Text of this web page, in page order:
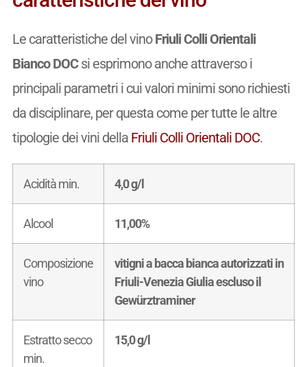
Le caratteristiche del vinoFriuli Colli Orientali
Bianco DOCsi esprimono anche attraverso i
principali parametri i cui valori minimi sono richiesti
da disciplinare, per questa come per tutte le altre
tipologie dei vini della Friuli Colli Orientali DOC.
Acidità min. 4,0 g/l
Alcool 11,00%
Composizione
vino
vitigni a bacca bianca autorizzati in
Friuli-Venezia Giulia escluso il
Gewürztraminer
Estratto secco
min.
15,0 g/l